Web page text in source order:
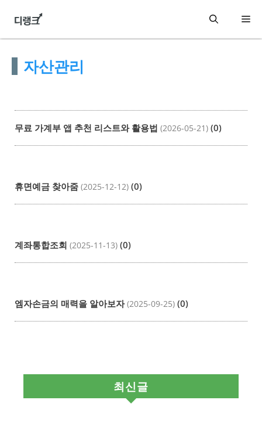
메
자산관리
무료 가계부 앱 추천 리스트와 활용법 (2026-05-21) (0)
휴면예금 찾아줌 (2025-12-12) (0)
계좌통합조회 (2025-11-13) (0)
엠자손금의 매력을 알아보자 (2025-09-25) (0)
최신글